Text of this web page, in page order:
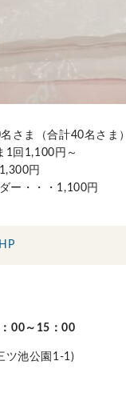
ま（合計40名さま）
1回1,100円～
円
ー・・・1,100円
00～15：00
ツ池公園1-1)